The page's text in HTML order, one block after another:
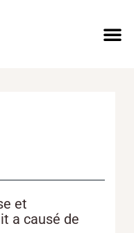
et
a causé de